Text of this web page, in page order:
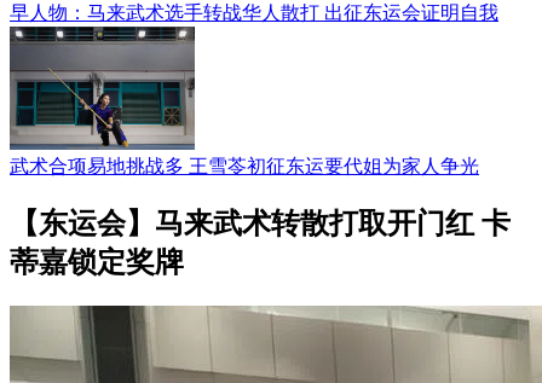
早人物：马来武术选手转战华人散打 出征东运会证明自我
武术合项易地挑战多 王雪苓初征东运要代姐为家人争光
【东运会】马来武术转散打取开门红 卡
蒂嘉锁定奖牌